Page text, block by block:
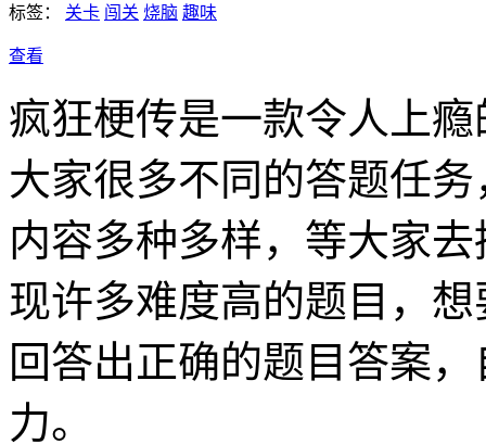
标签： 关卡 闯关 烧脑 趣味
查看
疯狂梗传是一款令人上
大家很多不同的答题任
内容多种多样，等大家
现许多难度高的题目，
回答出正确的题目答案
力。